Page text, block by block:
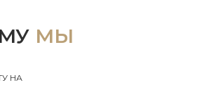
МЫ
НА